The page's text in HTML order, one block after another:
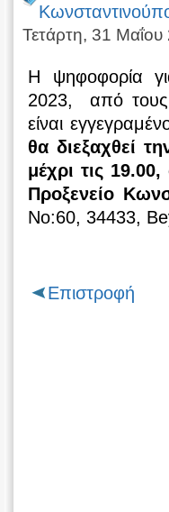
Τετάρτη, 31 Μαΐου
Η ψηφοφορία
2023, από τους
είναι
θα διεξαχθεί
μέχρι τις
Προξενείο
No:60, 34433,
Επιστροφή